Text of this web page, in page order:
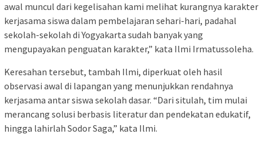
awal muncul dari kegelisahan kami melihat kurangnya karakter
kerjasama siswa dalam pembelajaran sehari-hari, padahal
sekolah-sekolah di Yogyakarta sudah banyak yang
mengupayakan penguatan karakter,” kata Ilmi Irmatussoleha.
Keresahan tersebut, tambah Ilmi, diperkuat oleh hasil
observasi awal di lapangan yang menunjukkan rendahnya
kerjasama antar siswa sekolah dasar. “Dari situlah, tim mulai
merancang solusi berbasis literatur dan pendekatan edukatif,
hingga lahirlah Sodor Saga,” kata Ilmi.